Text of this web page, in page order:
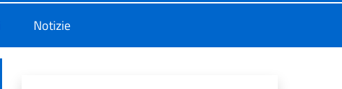
Notizie